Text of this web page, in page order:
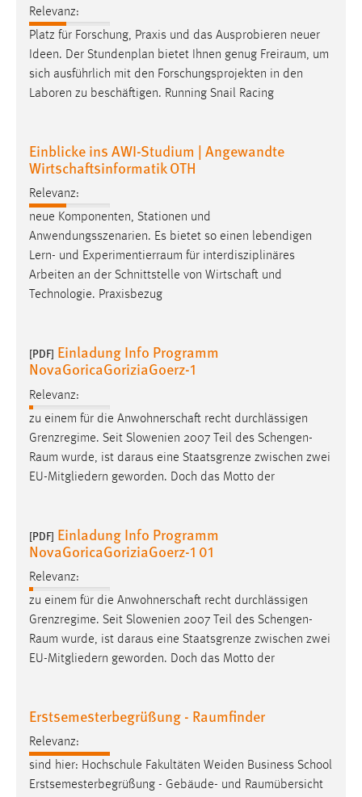
Relevanz:
Platz für Forschung, Praxis und das Ausprobieren neuer
Ideen. Der Stundenplan bietet Ihnen genug Freiraum, um
sich ausführlich mit den Forschungsprojekten in den
Laboren zu beschäftigen. Running Snail Racing
Einblicke ins AWI-Studium | Angewandte
Wirtschaftsinformatik OTH
Relevanz:
neue Komponenten, Stationen und
Anwendungsszenarien. Es bietet so einen lebendigen
Lern- und Experimentierraum für interdisziplinäres
Arbeiten an der Schnittstelle von Wirtschaft und
Technologie. Praxisbezug
[PDF] Einladung Info Programm
NovaGoricaGoriziaGoerz-1
Relevanz:
zu einem für die Anwohnerschaft recht durchlässigen
Grenzregime. Seit Slowenien 2007 Teil des Schengen-
Raum wurde, ist daraus eine Staatsgrenze zwischen zwei
EU-Mitgliedern geworden. Doch das Motto der
[PDF] Einladung Info Programm
NovaGoricaGoriziaGoerz-1 01
Relevanz:
zu einem für die Anwohnerschaft recht durchlässigen
Grenzregime. Seit Slowenien 2007 Teil des Schengen-
Raum wurde, ist daraus eine Staatsgrenze zwischen zwei
EU-Mitgliedern geworden. Doch das Motto der
Erstsemesterbegrüßung - Raumfinder
Relevanz:
sind hier: Hochschule Fakultäten Weiden Business School
Erstsemesterbegrüßung - Gebäude- und Raumübersicht
Conversion-Tracking
Cookie Laufzeit:
Name:
_fbp
Anbieter:
Facebook
Zweck:
Conversion-Tracking
Cookie Laufzeit:
3 Monate
EXTERNE MEDIEN
Um Inhalte von Videoplattformen und Social Media
Plattformen anzeigen zu können, werden von diesen
externen Medien Cookies gesetzt.
YouTube